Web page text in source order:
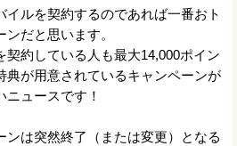
ルを契約するのであれば一番おト
だと思います。
約している人も最大14,000ポイン
典が用意されているキャンペーンが
ュースです！
ンは突然終了（または変更）となる